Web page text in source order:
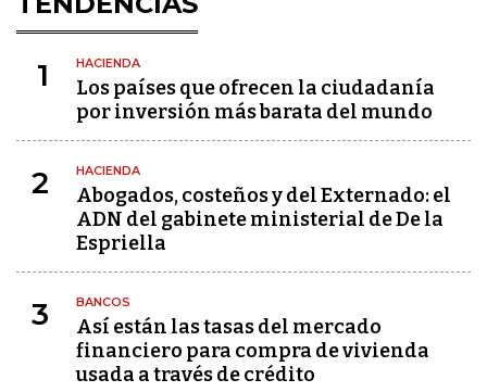
1 HACIENDA
Los países que ofrecen la ciudadanía
por inversión más barata del mundo
2 HACIENDA
Abogados, costeños y del Externado: el
ADN del gabinete ministerial de De la
Espriella
3 BANCOS
Así están las tasas del mercado
financiero para compra de vivienda
usada a través de crédito